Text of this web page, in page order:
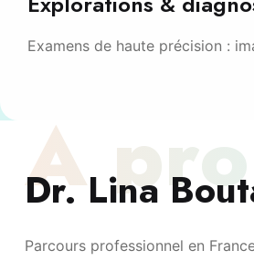
Examens de haute précision :
À
Dr. Lina
Parcours professionnel en